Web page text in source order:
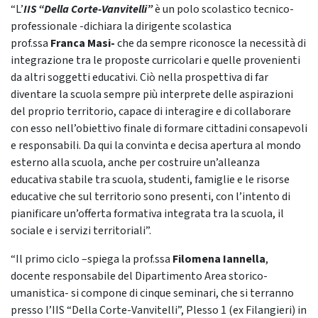
“L’IIS “Della Corte-Vanvitelli”è un polo scolastico tecnico-
professionale -dichiara la dirigente scolastica
prof.ssa Franca Masi-che da sempre riconosce la necessità di
integrazione tra le proposte curricolari e quelle provenienti
da altri soggetti educativi. Ciò nella prospettiva di far
diventare la scuola sempre più interprete delle aspirazioni
del proprio territorio, capace di interagire e di collaborare
con esso nell’obiettivo finale di formare cittadini consapevoli
e responsabili. Da qui la convinta e decisa apertura al mondo
esterno alla scuola, anche per costruire un’alleanza
educativa stabile tra scuola, studenti, famiglie e le risorse
educative che sul territorio sono presenti, con l’intento di
pianificare un’offerta formativa integrata tra la scuola, il
sociale e i servizi territoriali”.
“Il primo ciclo –spiega la prof.ssa Filomena Iannella,
docente responsabile del Dipartimento Area storico-
umanistica- si compone di cinque seminari, che si terranno
presso l’IIS “Della Corte-Vanvitelli”, Plesso 1 (ex Filangieri) in